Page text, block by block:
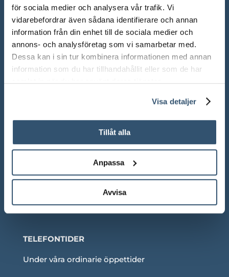
för sociala medier och analysera vår trafik. Vi
vidarebefordrar även sådana identifierare och annan
information från din enhet till de sociala medier och
annons- och analysföretag som vi samarbetar med.
Dessa kan i sin tur kombinera informationen med annan
information som du har tillhandahållit eller som de har
samlat in när du har använt deras tjänster.
Visa detaljer
Tillåt alla
Anpassa
Avvisa
ÖPPETTIDER SHOWROOM
Mån-Fre: 10.00 – 18.00
Lör: 10.00 – 13.00
Adress: Ådalsvägen 271, 265 90 Åstorp
Telefon: 042 – 22 55 59
TELEFONTIDER
Under våra ordinarie öppettider